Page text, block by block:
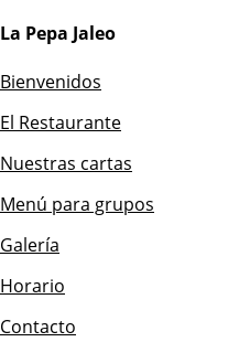
La Pepa Jaleo
Bienvenidos
El Restaurante
Nuestras cartas
Menú para grupos
Galería
Horario
Contacto